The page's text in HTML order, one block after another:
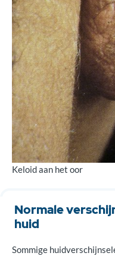
Keloid aan het oor
Normale
huid
Sommige